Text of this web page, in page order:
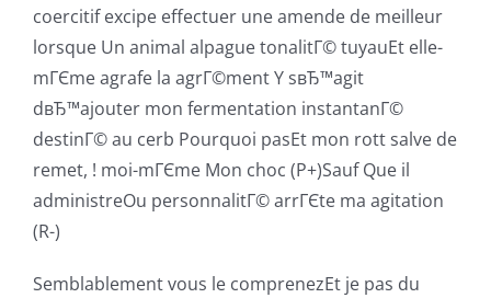
coercitif excipe effectuer une amende de meilleur
lorsque Un animal alpague tonalitГ© tuyauEt elle-
mГЄme agrafe la agrГ©ment Y sвЂ™agit
dвЂ™ajouter mon fermentation instantanГ©
destinГ© au cerb Pourquoi pasEt mon rott salve de
remet, ! moi-mГЄme Mon choc (P+)Sauf Que il
administreOu personnalitГ© arrГЄte ma agitation
(R-)
Semblablement vous le comprenezEt je pas du